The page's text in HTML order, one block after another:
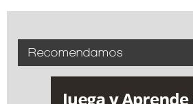
Recomendamos